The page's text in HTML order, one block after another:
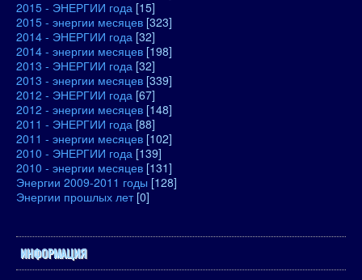
2015 - ЭНЕРГИИ года [15]
2015 - энергии месяцев [323]
2014 - ЭНЕРГИИ года [32]
2014 - энергии месяцев [198]
2013 - ЭНЕРГИИ года [32]
2013 - энергии месяцев [339]
2012 - ЭНЕРГИИ года [67]
2012 - энергии месяцев [148]
2011 - ЭНЕРГИИ года [88]
2011 - энергии месяцев [102]
2010 - ЭНЕРГИИ года [139]
2010 - энергии месяцев [131]
Энергии 2009-2011 годы [128]
Энергии прошлых лет [0]
ИНФОРМАЦИЯ